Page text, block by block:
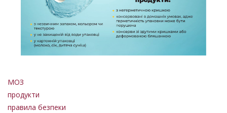
МОЗ
продукти
правила безпеки